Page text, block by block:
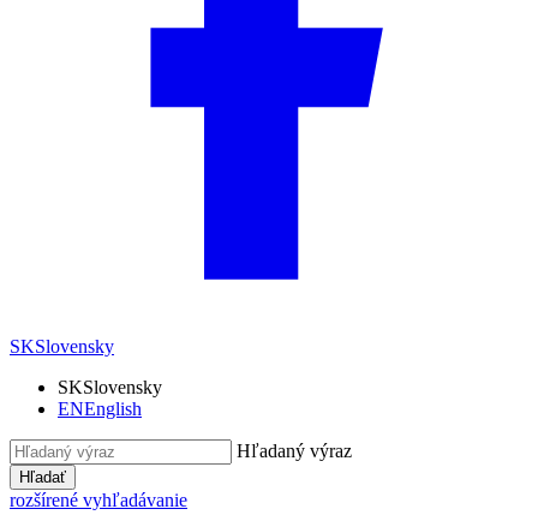
SKSlovensky
SKSlovensky
ENEnglish
Hľadaný výraz
Hľadať
rozšírené vyhľadávanie